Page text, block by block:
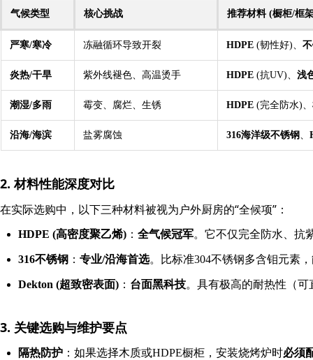
气候类型 核心挑战 推荐材料 (橱柜/框
严寒/寒冷 冻融循环导致开裂 HDPE (韧性好)、
炎热/干旱 紫外线褪色、高温烫手 HDPE (抗UV)、 浅
潮湿/多雨 霉变、腐烂、生锈 HDPE (完全防水)、
沿海/海滨 盐雾腐蚀 316海洋级不锈钢 、
2. 材料性能深度对比
在实际选购中，以下三种材料被视为户外厨房的“全候项”：
HDPE (高密度聚乙烯) ： 全气候冠军。它不仅完全防水、抗
316不锈钢 ： 专业/沿海首选。比标准304不锈钢多含钼元素
Dekton (超致密表面) ： 台面黑科技。具有极高的耐热性（
3. 关键选购与维护要点
隔热防护 ：如果选择木质或HDPE橱柜，安装烧烤炉时必须